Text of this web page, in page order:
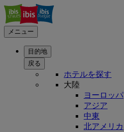
メニュー
目的地
戻る
ホテルを探す
大陸
ヨーロッパ
アジア
中東
北アメリカ